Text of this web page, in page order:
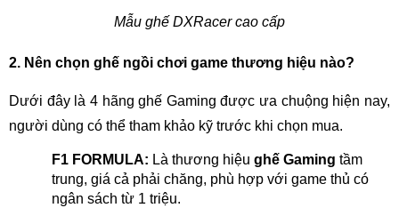
Mẫu ghế DXRacer cao cấp
2. Nên chọn ghế ngồi chơi game thương hiệu nào?
Dưới đây là 4 hãng ghế Gaming được ưa chuộng hiện nay,
người dùng có thể tham khảo kỹ trước khi chọn mua.
F1 FORMULA: Là thương hiệu ghế Gaming tầm
trung, giá cả phải chăng, phù hợp với game thủ có
ngân sách từ 1 triệu.